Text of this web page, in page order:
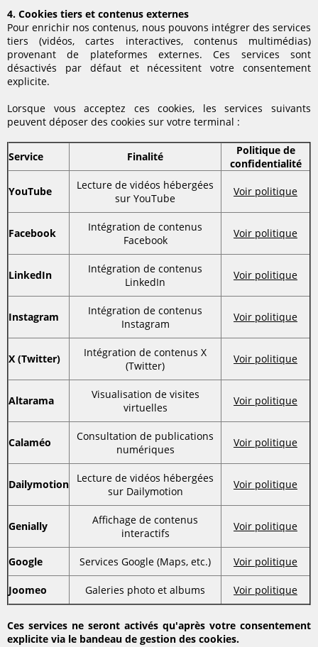
4. Cookies tiers et contenus externes
Pour enrichir nos contenus, nous pouvons intégrer des services
tiers (vidéos, cartes interactives, contenus multimédias)
provenant de plateformes externes. Ces services sont
désactivés par défaut et nécessitent votre consentement
explicite.
Lorsque vous acceptez ces cookies, les services suivants
peuvent déposer des cookies sur votre terminal :
Service Finalité
Politique de
confidentialité
YouTube
Lecture de vidéos hébergées
sur YouTube
Voir politique
Facebook
Intégration de contenus
Facebook
Voir politique
LinkedIn
Intégration de contenus
LinkedIn
Voir politique
Instagram
Intégration de contenus
Instagram
Voir politique
X (Twitter)
Intégration de contenus X
(Twitter)
Voir politique
Altarama
Visualisation de visites
virtuelles
Voir politique
Calaméo
Consultation de publications
numériques
Voir politique
Dailymotion
Lecture de vidéos hébergées
sur Dailymotion
Voir politique
Genially
Affichage de contenus
interactifs
Voir politique
Google Services Google (Maps, etc.) Voir politique
Joomeo Galeries photo et albums Voir politique
Ces services ne seront activés qu'après votre consentement
explicite via le bandeau de gestion des cookies.